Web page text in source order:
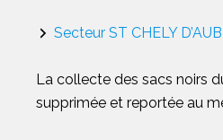
Secteur ST CHELY
La collecte des sacs noirs
supprimée et reportée au